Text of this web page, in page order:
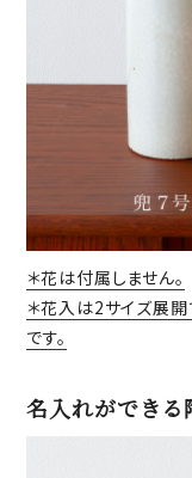
＊花は付属しません。
＊花入は2サイズ展開
です。
名入れができる